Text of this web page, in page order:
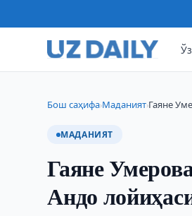
Бош саҳифа›Маданият›Гаяне
МАДАНИЯТ
Гаяне
Андо